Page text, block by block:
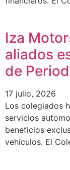
Iza
aliados
de
17 julio, 2026
Los colegiados
servicios
beneficios
vehículos. El